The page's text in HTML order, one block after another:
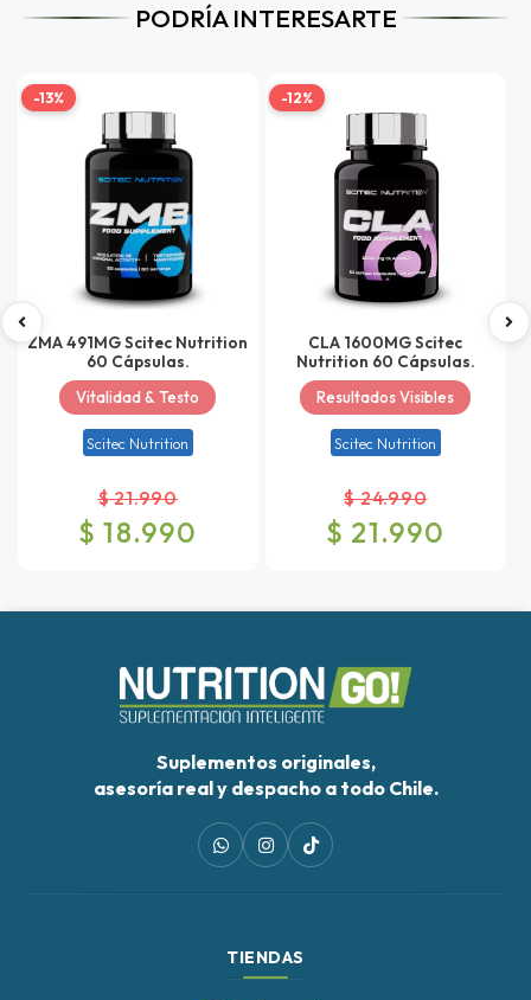
PODRÍA INTERESARTE
-13%
ZMA 491MG Scitec Nutrition
60 Cápsulas.
Vitalidad & Testo
Scitec Nutrition
$ 21.990
$ 18.990
-12%
CLA 1600MG Scitec
Nutrition 60 Cápsulas.
Resultados Visibles
Scitec Nutrition
$ 24.990
$ 21.990
Suplementos originales,
asesoría real y despacho a todo Chile.
TIENDAS